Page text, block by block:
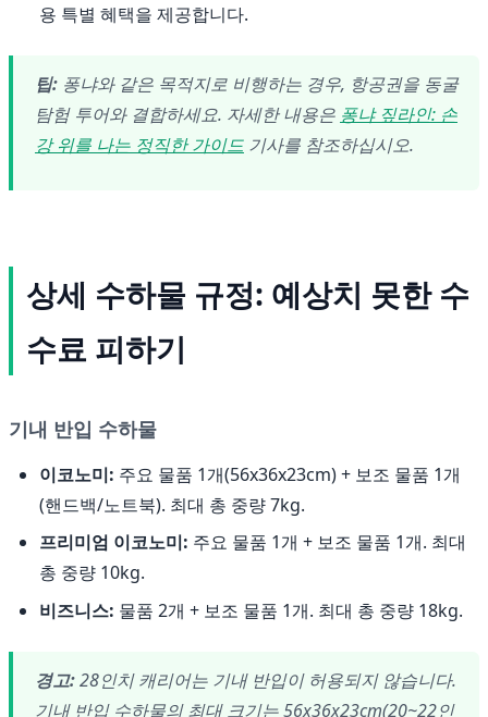
용 특별 혜택을 제공합니다.
팁: 퐁냐와 같은 목적지로 비행하는 경우, 항공권을 동굴
탐험 투어와 결합하세요. 자세한 내용은 퐁냐 짚라인: 손
강 위를 나는 정직한 가이드 기사를 참조하십시오.
상세 수하물 규정: 예상치 못한 수
수료 피하기
기내 반입 수하물
이코노미: 주요 물품 1개(56x36x23cm) + 보조 물품 1개
(핸드백/노트북). 최대 총 중량 7kg.
프리미엄 이코노미: 주요 물품 1개 + 보조 물품 1개. 최대
총 중량 10kg.
비즈니스: 물품 2개 + 보조 물품 1개. 최대 총 중량 18kg.
경고:28인치 캐리어는 기내 반입이 허용되지 않습니다.
기내 반입 수하물의 최대 크기는 56x36x23cm(20~22인